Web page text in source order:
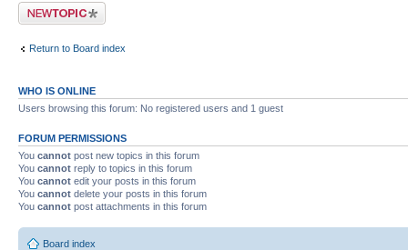
Post a new topic
Return to Board index
WHO IS ONLINE
Users browsing this forum: No registered users and 1 guest
FORUM PERMISSIONS
You cannot post new topics in this forum
You cannot reply to topics in this forum
You cannot edit your posts in this forum
You cannot delete your posts in this forum
You cannot post attachments in this forum
Board index